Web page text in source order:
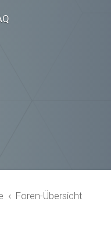
Foren-Übersicht